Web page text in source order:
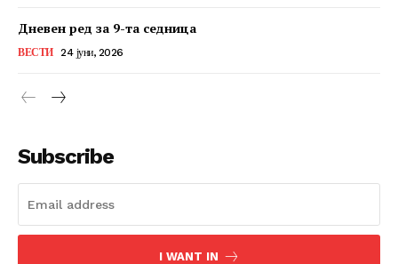
Дневен ред за 9-та седница
ВЕСТИ 24 јуни, 2026
Subscribe
I WANT IN